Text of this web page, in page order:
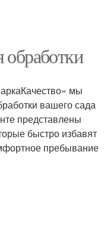
обработки
мы
вашего сада
представлены
быстро избавят
пребывание